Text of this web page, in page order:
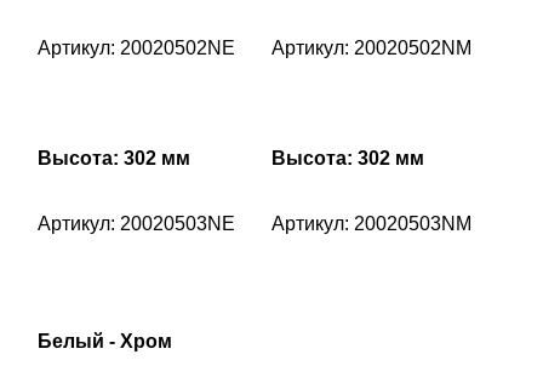
Артикул: 20020502NE
Высота: 302 мм
Артикул: 20020503NE
Артикул: 20020502NM
Высота: 302 мм
Артикул: 20020503NM
Белый - Хром